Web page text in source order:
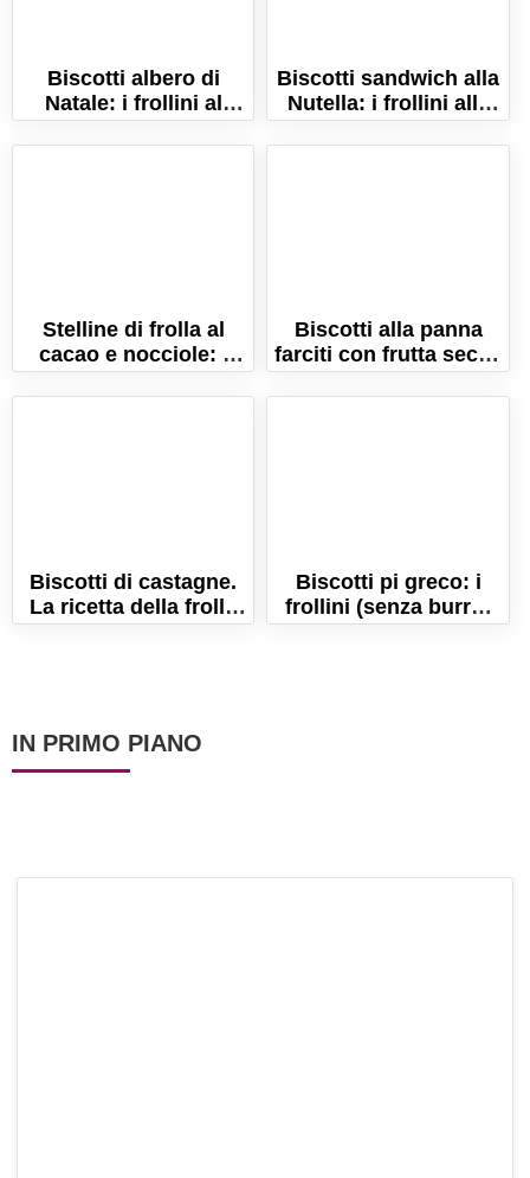
Biscotti albero di
Natale: i frollini al
burro delle feste!
Biscotti sandwich alla
Nutella: i frollini alle
nocciole e cacao!
Stelline di frolla al
cacao e nocciole: i
biscotti perfetti per
Natale!
Biscotti alla panna
farciti con frutta secca
e spezie di Natale!
Biscotti di castagne.
La ricetta della frolla
di farina di castagne
Biscotti pi greco: i
frollini (senza burro)
per festeggiare il pi-
IN PRIMO PIANO